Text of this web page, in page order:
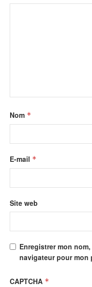
Nom *
E-mail *
Site web
Enregistrer mon
navigateur pour mon
CAPTCHA *